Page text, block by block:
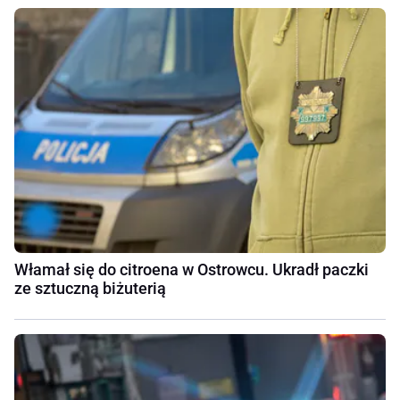
Włamał się do citroena w Ostrowcu. Ukradł paczki
ze sztuczną biżuterią